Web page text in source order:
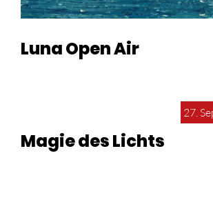
Luna Open Air
27.
Magie des Lichts